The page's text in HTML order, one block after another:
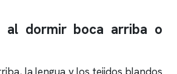
al dormir boca arriba o